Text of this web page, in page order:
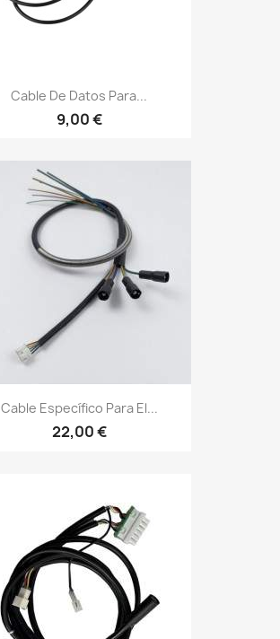
Cable De Datos Para...
9,00 €
Cable Específico Para El...
22,00 €